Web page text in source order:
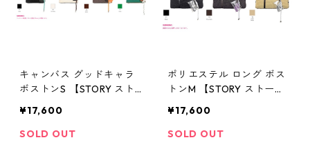
キャンバス グッドキャラ
ボストンS 【STORY スト
約】 3A- 1866 -4 2604c
¥17,600
SOLD OUT
ポリエステル ロング ボス
トンM 【STORY ストーリ
3A- 1862 -4 2604c
¥17,600
SOLD OUT